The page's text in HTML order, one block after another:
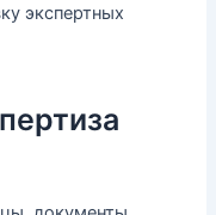
экспертных